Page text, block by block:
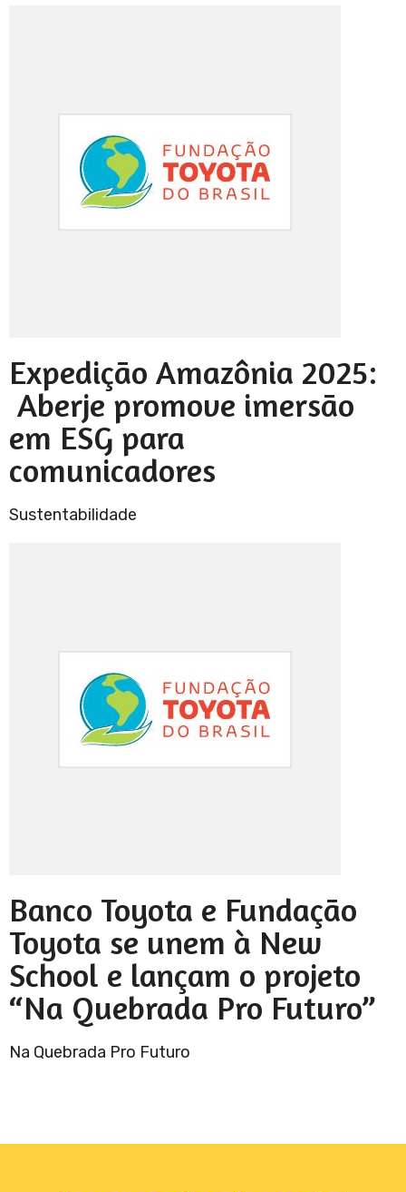
Expedição Amazônia 2025:
Aberje promove imersão
em ESG para
comunicadores
Sustentabilidade
Banco Toyota e Fundação
Toyota se unem à New
School e lançam o projeto
“Na Quebrada Pro Futuro”
Na Quebrada Pro Futuro